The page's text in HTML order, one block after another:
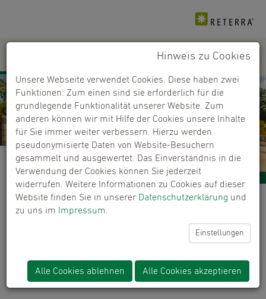
Betrieb Remseck-Aldingen
Zentrale und Erdenwerk – Kultursubstrate und
spezialisiert auf die Herstellung unterschiedlichster
Pflanzsubstrate.
Hinweis zu Cookies
Unsere Webseite verwendet Cookies. Diese haben zwei
Funktionen: Zum einen sind sie erforderlich für die
grundlegende Funktionalität unserer Website. Zum
anderen können wir mit Hilfe der Cookies unsere Inhalte
für Sie immer weiter verbessern. Hierzu werden
pseudonymisierte Daten von Website-Besuchern
gesammelt und ausgewertet. Das Einverständnis in die
Verwendung der Cookies können Sie jederzeit
widerrufen. Weitere Informationen zu Cookies auf dieser
Website finden Sie in unserer Datenschutzerklärung und
zu uns im
Impressum
Einstellungen
Alle Cookies ablehnen Alle Cookies akzeptieren